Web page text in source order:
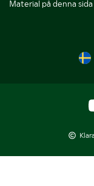
Material på denna